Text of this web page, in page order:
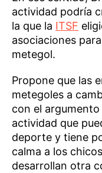
actividad podría
la que la ITSF
asociaciones
metegol.
Propone que las
metegoles a
con el
actividad que
deporte y tiene
calma a los
desarrollan otra